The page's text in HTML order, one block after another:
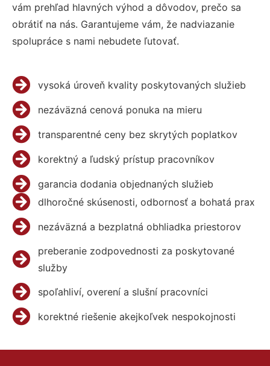
vám prehľad hlavných výhod a dôvodov, prečo sa
obrátiť na nás. Garantujeme vám, že nadviazanie
spolupráce s nami nebudete ľutovať.
vysoká úroveň kvality poskytovaných služieb
nezáväzná cenová ponuka na mieru
transparentné ceny bez skrytých poplatkov
korektný a ľudský prístup pracovníkov
garancia dodania objednaných služieb
dlhoročné skúsenosti, odbornosť a bohatá prax
nezáväzná a bezplatná obhliadka priestorov
preberanie zodpovednosti za poskytované
služby
spoľahliví, overení a slušní pracovníci
korektné riešenie akejkoľvek nespokojnosti